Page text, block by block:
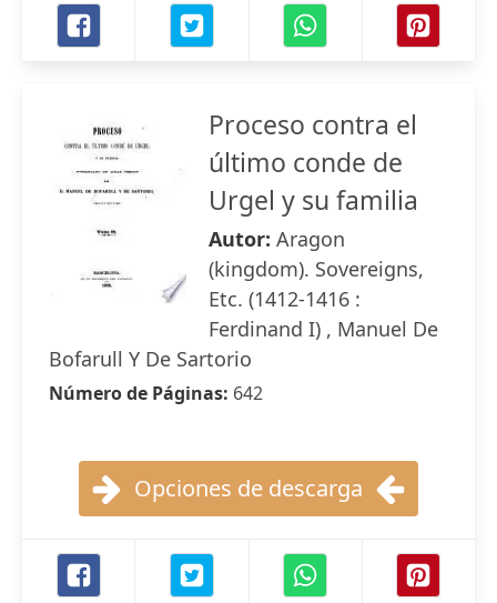
Proceso contra el
último conde de
Urgel y su familia
Autor: Aragon
(kingdom). Sovereigns,
Etc. (1412-1416 :
Ferdinand I) , Manuel De
Bofarull Y De Sartorio
Número de Páginas: 642
Opciones de descarga